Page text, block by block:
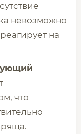
невозможно
на
что